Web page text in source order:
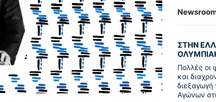
ΣΤΗΝ
Πολλές οι
και
Αγώνων